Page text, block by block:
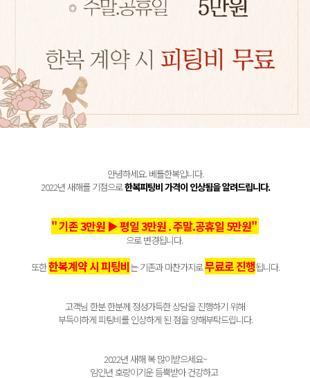
안녕하세요. 베틀한복입니다.
2022년 새해를 기점으로한복피팅비 가격이 인상됨을 알려드립니다.
" 기존 3만원 ▶ 평일 3만원 . 주말.공휴일 5만원"
으로변경됩니다.
또한한복계약 시 피팅비는 기존과 마찬가지로무료로 진행됩니다.
고객님 한분 한분께 정성가득한 상담을 진행하기 위해
부득이하게 피팅비를 인상하게 된 점을 양해부탁드립니다.
2022년 새해 복 많이받으세요~
임인년 호랑이기운 듬뿍받아 건강하고